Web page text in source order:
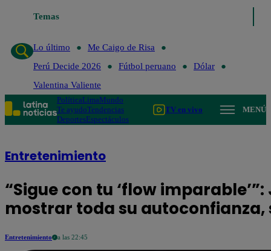
Temas
Lo último
Me Caigo de Risa
Perú Decide 2026
Fútbol peruano
Dólar
Valentina Valiente
PolíticaLimaMundo
Te ayudoTendencias
DeportesEspectáculos
TV en vivo MENÚ
Entretenimiento
“Sigue con tu ‘flow
mostrar toda su autoconfianza,
Entretenimiento a las 22:45